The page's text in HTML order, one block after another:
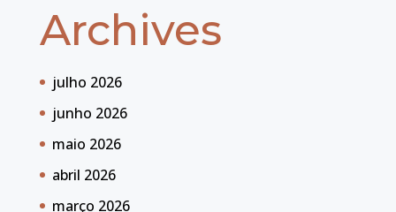
Archives
julho 2026
junho 2026
maio 2026
abril 2026
março 2026